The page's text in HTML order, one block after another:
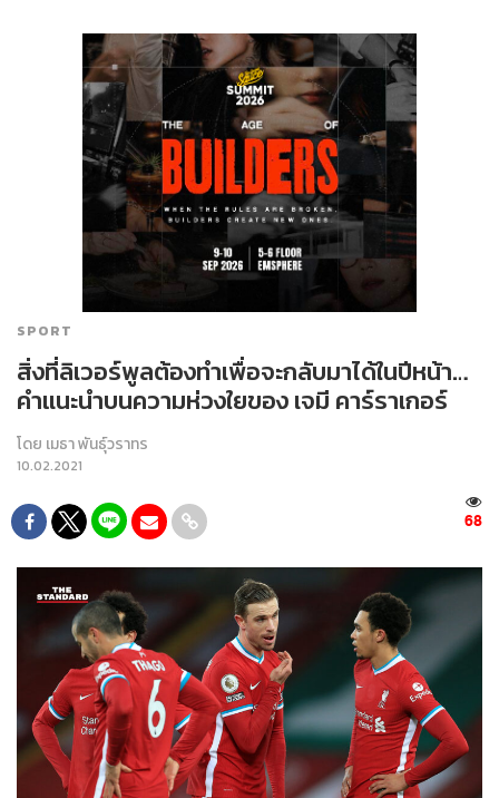
SPORT
สิ่งที่ลิเวอร์พูลต้องทำเพื่อจะกลับมาได้ในปีหน้า…
คำแนะนำบนความห่วงใยของ เจมี คาร์ราเกอร์
โดย เมธา พันธุ์วราทร
10.02.2021
68